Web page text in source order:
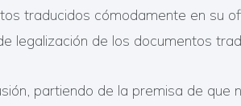
traducidos cómodamente en su
legalización de los documentos
partiendo de la premisa de